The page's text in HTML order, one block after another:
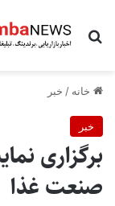
جستجو برای
خانه / خبر
خبر
برگزاری
صنعت غذا